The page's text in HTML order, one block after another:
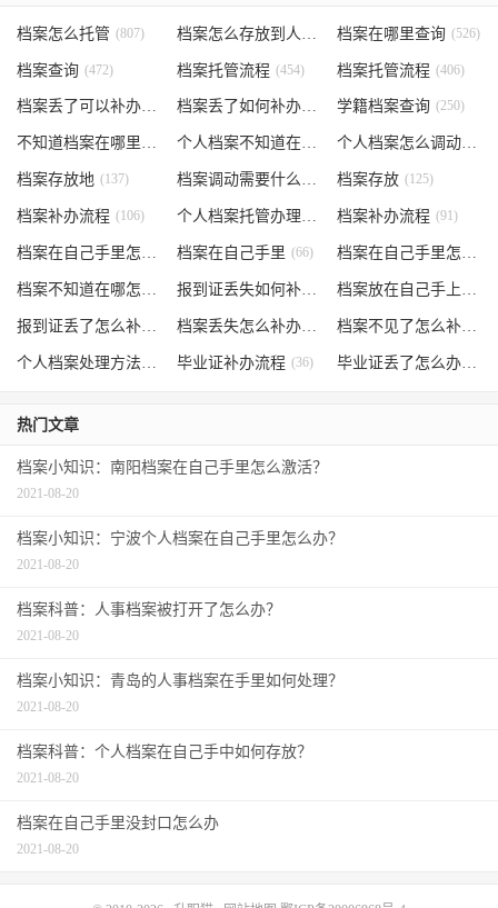
档案怎么托管 (807) (535)
档案在哪里查询 (526)
档案查询 (472) 档案托管流程 (454) 档案托管流程 (406)
档案丢了可以补办吗 (371) 档案丢了如何补办 学籍档案查询 (250)
不知道档案在哪里 个人档案不知道在哪儿 (191) 个人档案怎么调动
档案存放地 (137) 档案调动需要什么手续 (130)
档案存放 (125)
档案补办流程 (106) 个人档案托管办理流程 (102)
档案补办流程 (91)
档案在自己手里怎么办 (85)
档案在自己手里 (66) 档案在自己手里怎么处理
档案不知道在哪怎么办 (62) 报到证丢失如何补办 (54) 档案放在自己手上
报到证丢了怎么补办 (52) 档案丢失怎么补办 档案不见了怎么补办
个人档案处理方法 毕业证补办流程 (36) 毕业证丢了怎么办
热门文章
档案小知识：南阳档案在自己手里怎么激活？
2021-08-20
档案小知识：宁波个人档案在自己手里怎么办？
2021-08-20
档案科普：人事档案被打开了怎么办？
2021-08-20
档案小知识：青岛的人事档案在手里如何处理？
2021-08-20
档案科普：个人档案在自己手中如何存放？
2021-08-20
档案在自己手里没封口怎么办
2021-08-20